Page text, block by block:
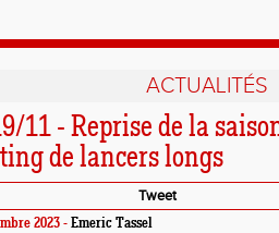
ACTUALITÉS
11 - Reprise de la
de lancers longs
Tweet
2023 - Emeric Tassel